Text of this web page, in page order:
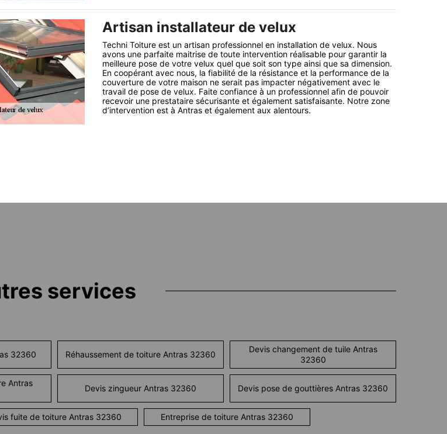
Artisan installateur de velux
Techni Toiture est un artisan professionnel en installation de velux. Nous
avons une parfaite maitrise de toute intervention réalisable pour garantir la
meilleure pose de votre velux quel que soit son type ainsi que sa dimension.
En coopérant avec nous, la fiabilité de la résistance et la performance de la
couverture de votre maison ne serait pas impacter négativement avec le
travail de pose de velux. Faite confiance à un professionnel afin de pouvoir
recevoir une prestataire sécurisante et également satisfaisante. Notre zone
d’intervention est à Antras et également aux alentours.
services
32360 Réhaussement de toiture Antras 32360
Devis changement de tuile Antras
32360
Antras
Devis zingueur Antras 32360 Devis pose de gouttières Antras 32360
fuite de toiture Antras 32360 Entreprise de toiture Antras 32360